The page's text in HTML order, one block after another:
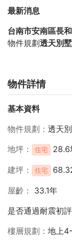
最新消息
台南市安南區長
物件規劃透天別墅
物件詳情
基本資料
物件規劃
透天
地坪
住宅 28.6
建坪 住宅
屋齡
33.1年
是否通過耐震初
樓層規劃
地上